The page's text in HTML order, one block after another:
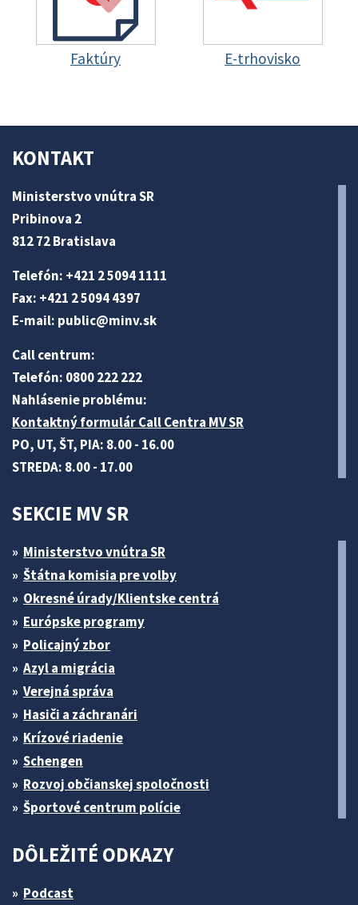
Faktúry E-trhovisko
KONTAKT
Ministerstvo vnútra SR
Pribinova 2
812 72 Bratislava
Telefón: +421 2 5094 1111
Fax: +421 2 5094 4397
E-mail: public@minv.sk
Call centrum:
Telefón: 0800 222 222
Nahlásenie problému:
Kontaktný formulár Call Centra MV SR
PO, UT, ŠT, PIA: 8.00 - 16.00
STREDA: 8.00 - 17.00
SEKCIE MV SR
Ministerstvo vnútra SR
Štátna komisia pre volby
Okresné úrady/Klientske centrá
Európske programy
Policajný zbor
Azyl a migrácia
Verejná správa
Hasiči a záchranári
Krízové riadenie
Schengen
Rozvoj občianskej spoločnosti
Športové centrum polície
DÔLEŽITÉ ODKAZY
Podcast